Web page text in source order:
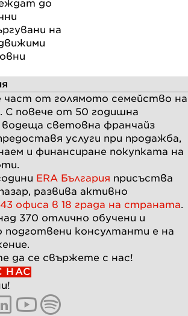
до
на
част от голямото семейство на
. С повече от 50 годишна
водеща световна франчайз
услуги при продажба,
и финансиране покупката на
ERA България присъства
развива активно
43 офиса в 18 града на страната.
370 отлично обучени и
подготвени консултанти е на
да се свържете с нас!
НАС